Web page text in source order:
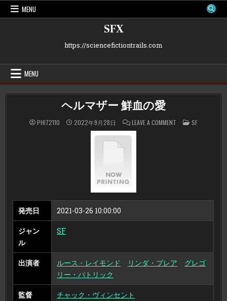
Skip
MENU
SFX
https://sciencefictiontrails.com
MENU
ヘルマザー 鮮血の愛
PHI72110 2022年9月28日 LEAVE A COMMENT POSTED
IN
SF
発売日 2021-03-26 10:00:00
ジャン
ル
SF
出演者 ルース・レイモンド リンダ・ブレア
グレゴ
リー・パトリック
監督 チャック・ヴィンセント